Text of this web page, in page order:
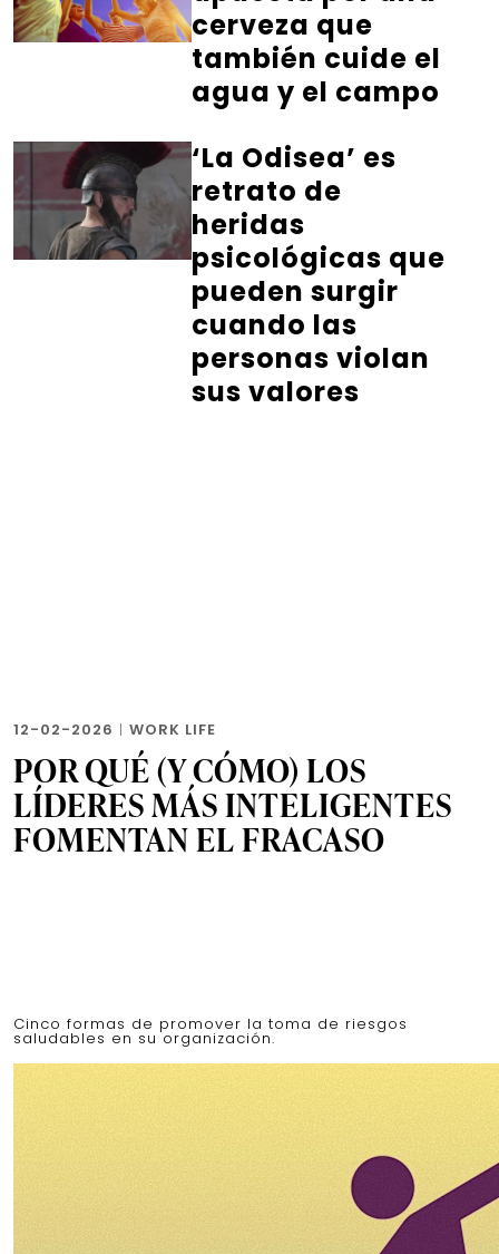
cerveza que
también cuide el
agua y el campo
‘La Odisea’ es
retrato de
heridas
psicológicas que
pueden surgir
cuando las
personas violan
sus valores
12-02-2026 | WORK LIFE
POR QUÉ (Y CÓMO) LOS
LÍDERES MÁS INTELIGENTES
FOMENTAN EL FRACASO
Cinco formas de promover la toma de riesgos
saludables en su organización.